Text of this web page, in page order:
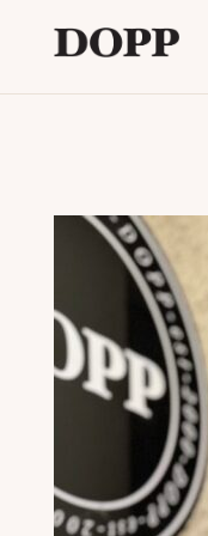
Tyyliblogi
Avaa
alavalikko
Yhteystiedot